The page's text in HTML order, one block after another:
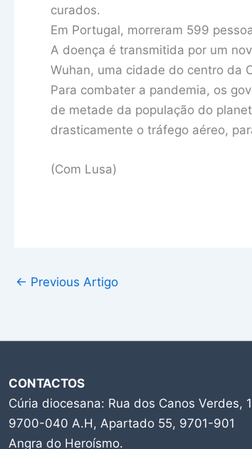
curados.
Em Portugal, morreram 599
A doença é transmitida por um
Wuhan, uma cidade do centro da
Para combater a pandemia, os
de metade da população do
drasticamente o tráfego aéreo,
(Com Lusa)
← Previous Artigo
CONTACTOS
Cúria diocesana: Rua dos Canos Verdes,
9700-040 A.H, Apartado 55, 9701-901
Angra do Heroísmo.